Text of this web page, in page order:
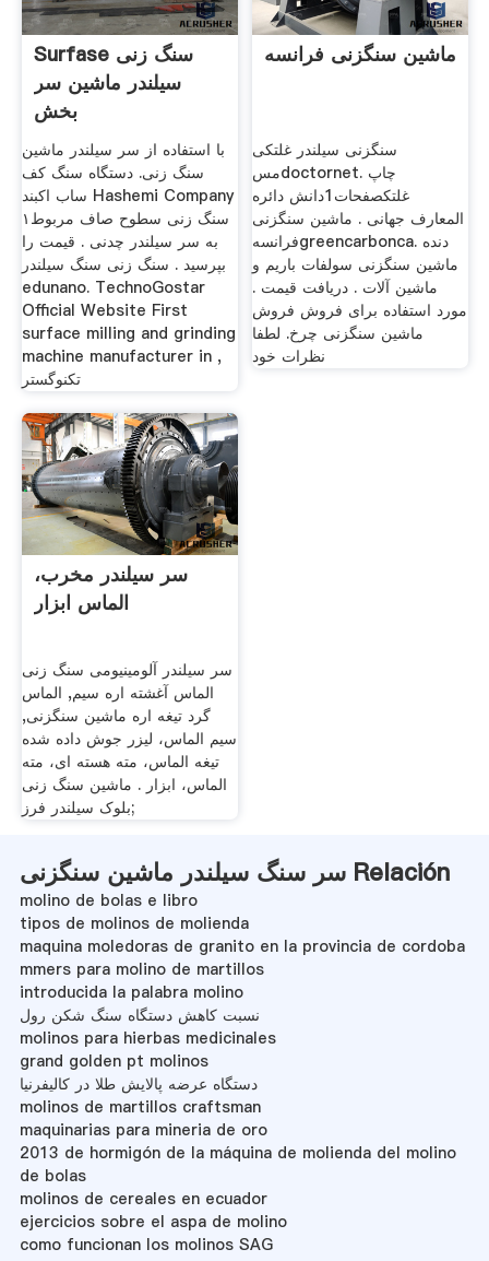
Surfase سنگ زنی
سیلندر ماشین سر
بخش
با استفاده از سر سیلندر ماشین
سنگ زنی. دستگاه سنگ کف
ساب اکبند Hashemi Company
۱سنگ زنی سطوح صاف مربوط
به سر سیلندر چدنی . قیمت را
بپرسید . سنگ زنی سنگ سیلندر
edunano. TechnoGostar
Official Website First
surface milling and grinding
machine manufacturer in ,
تکنوگستر
ماشین سنگزنی فرانسه
سنگزنی سیلندر غلتکی
مسdoctornet. چاپ
غلتکصفحات1دانش دائره
المعارف جهانی . ماشین سنگزنی
فرانسهgreencarbonca. دنده
ماشین سنگزنی سولفات باریم و
ماشین آلات . دریافت قیمت .
مورد استفاده برای فروش فروش
ماشین سنگزنی چرخ. لطفا
نظرات خود
سر سیلندر مخرب،
الماس ابزار
سر سیلندر آلومینیومی سنگ زنی
الماس آغشته اره سیم, الماس
گرد تیغه اره ماشین سنگزنی,
سیم الماس، لیزر جوش داده شده
تیغه الماس، مته هسته ای، مته
الماس، ابزار . ماشین سنگ زنی
بلوک سیلندر فرز;
سر سنگ سیلندر ماشین سنگزنی Relación
molino de bolas e libro
tipos de molinos de molienda
maquina moledoras de granito en la provincia de cordoba
mmers para molino de martillos
introducida la palabra molino
نسبت کاهش دستگاه سنگ شکن رول
molinos para hierbas medicinales
grand golden pt molinos
دستگاه عرضه پالایش طلا در کالیفرنیا
molinos de martillos craftsman
maquinarias para mineria de oro
2013 de hormigón de la máquina de molienda del molino
de bolas
molinos de cereales en ecuador
ejercicios sobre el aspa de molino
como funcionan los molinos SAG